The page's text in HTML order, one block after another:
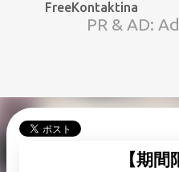
スキップしてメ
FreeKontaktina
PR & AD:
【期間